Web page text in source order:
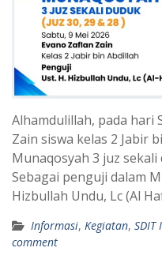
Alhamdulillah, pada hari
Zain siswa kelas 2 Jabir
Munaqosyah 3 juz sekali
Sebagai penguji dalam
Hizbullah Undu, Lc (Al
Informasi, Kegiatan, SDIT
comment